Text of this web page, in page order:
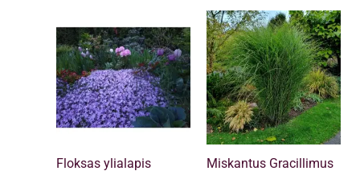
Floksas ylialapis
Miskantus Gracillimus